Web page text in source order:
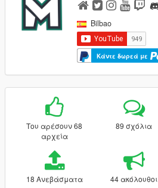
Bilbao
Κάντε δωρεά με
Του αρέσουν 68
αρχεία
89 σχόλια
18 Ανεβάσματα 44 ακόλουθοι